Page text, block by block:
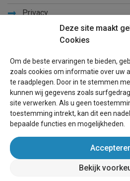
Deze site maakt
Cookies
Om de beste ervaringen te bieden,
zoals cookies om informatie over uw
te raadplegen. Door in te stemmen
kunnen wij gegevens zoals
site verwerken. Als u geen
toestemming intrekt, kan dit een
bepaalde functies en mogelijkheden.
Bekijk
Privacy
Blog
Voor eigenaren
Een advertentie plaatsen
Succesvol verhuren
wereldvakantiehuis.be